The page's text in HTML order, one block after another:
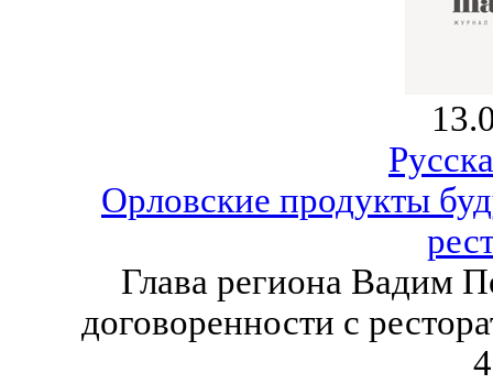
Орловские продукты
Глава региона Вадим
договоренности с